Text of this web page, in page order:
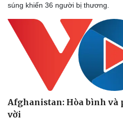
súng khiến 36 người bị thương.
Afghanistan: Hòa bình và
vời